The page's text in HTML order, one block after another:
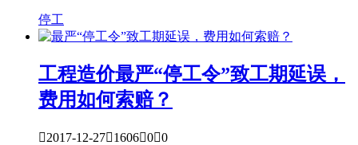
停工
工程造价最严“停工令”致工期延误，
费用如何索赔？
2017-12-27160600